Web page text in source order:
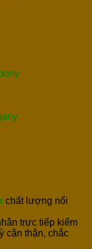
chất lượng nổi
trực tiếp kiểm
cận thận, chắc